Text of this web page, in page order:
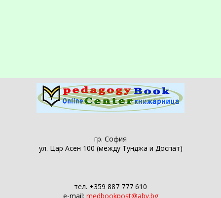
гр. София
ул. Цар Асен 100 (между Тунджа и Доспат)
тел. +359 887 777 610
e-mail: medbookpost@abv.bg